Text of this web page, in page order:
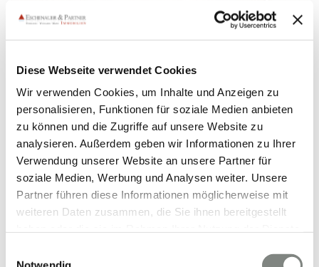
Diese Webseite verwendet Cookies
Wir verwenden Cookies, um Inhalte und Anzeigen zu
personalisieren, Funktionen für soziale Medien anbieten
zu können und die Zugriffe auf unsere Website zu
analysieren. Außerdem geben wir Informationen zu Ihrer
Verwendung unserer Website an unsere Partner für
soziale Medien, Werbung und Analysen weiter. Unsere
Partner führen diese Informationen möglicherweise mit
weiteren Daten zusammen, die Sie ihnen bereitgestellt
Cookies, wenn Sie unsere Webseite weiterhin nutzen.
Heidelberg
Idyllisch gelegene 3 ZKB mit Blick ins Grün und
106 m²
WOHNFLÄCHE
3
ZIMMER
Video